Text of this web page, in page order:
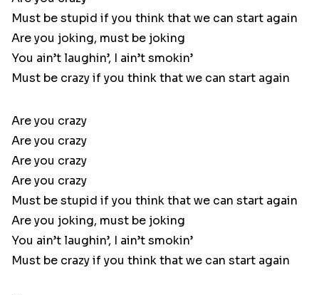
Must be stupid if you think that we can start again
Are you joking, must be joking
You ain’t laughin’, I ain’t smokin’
Must be crazy if you think that we can start again
Are you crazy
Are you crazy
Are you crazy
Are you crazy
Must be stupid if you think that we can start again
Are you joking, must be joking
You ain’t laughin’, I ain’t smokin’
Must be crazy if you think that we can start again